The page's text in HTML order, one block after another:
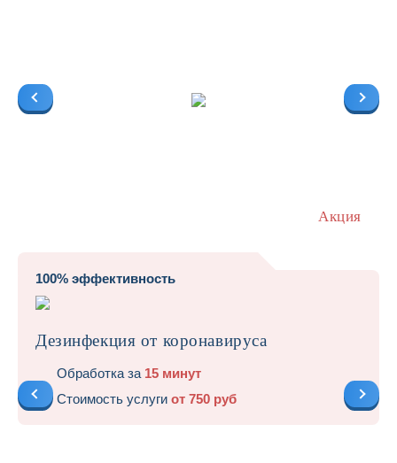
Акция
100% эффективность
Дезинфекция от коронавируса
Обработка за 15 минут
Стоимость услуги от 750 руб